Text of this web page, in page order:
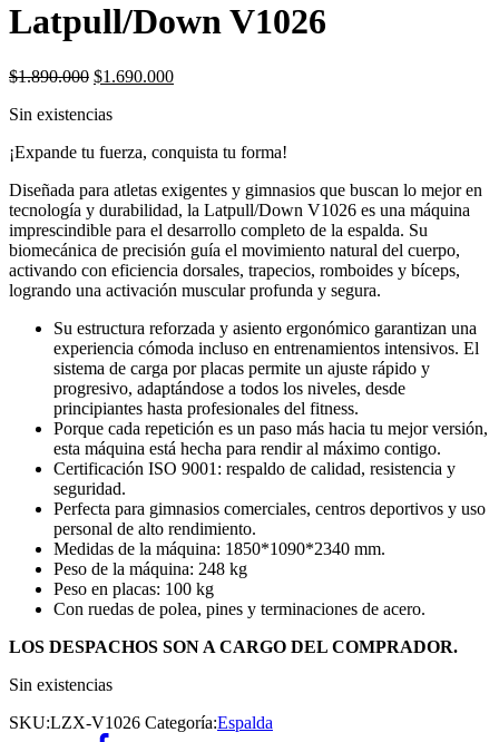
Latpull/Down V1026
$1.890.000 El
original
$1.890.000.
$1.690.000El
$1.690.000.
Sin existencias
¡Expande tu fuerza, conquista tu forma!
Diseñada para atletas exigentes y gimnasios que buscan lo mejor en
tecnología y durabilidad, la Latpull/Down V1026 es una máquina
imprescindible para el desarrollo completo de la espalda. Su
biomecánica de precisión guía el movimiento natural del cuerpo,
activando con eficiencia dorsales, trapecios, romboides y bíceps,
logrando una activación muscular profunda y segura.
Su estructura reforzada y asiento ergonómico garantizan una
experiencia cómoda incluso en entrenamientos intensivos. El
sistema de carga por placas permite un ajuste rápido y
progresivo, adaptándose a todos los niveles, desde
principiantes hasta profesionales del fitness.
Porque cada repetición es un paso más hacia tu mejor versión,
esta máquina está hecha para rendir al máximo contigo.
Certificación ISO 9001: respaldo de calidad, resistencia y
seguridad.
Perfecta para gimnasios comerciales, centros deportivos y uso
personal de alto rendimiento.
Medidas de la máquina: 1850*1090*2340 mm.
Peso de la máquina: 248 kg
Peso en placas: 100 kg
Con ruedas de polea, pines y terminaciones de acero.
LOS DESPACHOS SON A CARGO DEL COMPRADOR.
Sin existencias
SKU:LZX-V1026 Categoría:Espalda